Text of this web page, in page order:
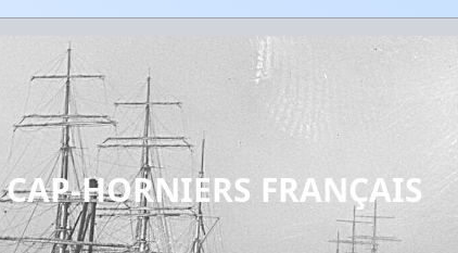
CAP-HORNIERS FRANÇAIS